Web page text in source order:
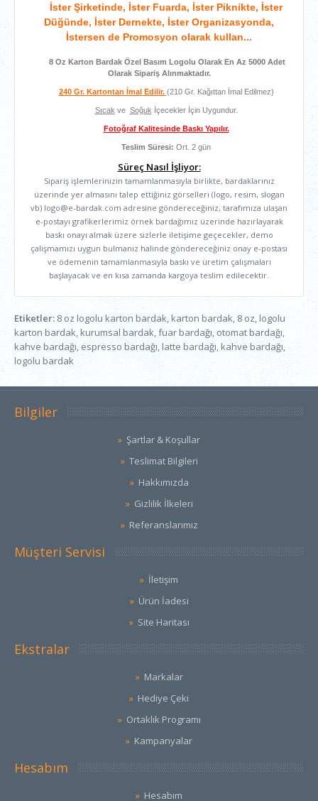
İster Şirketinde, İster Fuarda, İster Piknikte, İster
Düğünde, İster Dernekte, İster Organizasyonda,
İstersen de Promosyon olarak kullan...
8 Oz Karton Bardak Özel Basım Logolu Olarak En Az 5000 Adet
Olarak Sipariş Alınmaktadır.
240 Gr. Kartontan İmal Edilir. (210 Gr. Kağıttan İmal Edilmez)
Sıcak ve Soğuk İçecekler İçin Uygundur.
Fotoğraf Kalitesinde Baskı Yapılır.
Teslim Süresi: Ort. 2 gün
Süreç Nasıl İşliyor:
Sipariş işlemlerinizin tamamlanmasıyla birlikte, bardaklarınız
üzerinde yer almasını talep ettiğiniz görselleri (logo, resim, slogan
vb) logo@e-bardak.com adresine göndereceğiniz, tarafımıza ulaşan
e-postayı grafikerlerimiz örnek bardağımız üzerinde hazırlayarak
baskı onayı almak üzere sizlerle iletişime geçecekler, demo
çalışmamızı uygun bulmanız halinde göndereceğiniz onay e-postası
ve ödemenin tamamlanmasıyla baskı ve üretim çalışmaları
başlayacak ve en kısa zamanda kargoya teslim edilecektir.
Etiketler: 8 oz logolu karton bardak,karton bardak,8 oz,logolu
karton bardak,kurumsal bardak,fuar bardağı, otomat bardağı,
kahve bardağı,espresso bardağı,latte bardağı,kahve bardağı,
logolu bardak
Bilgiler
Şartlar & Koşullar
Teslimat Bilgileri
Hakkımızda
Gizlilik İlkeleri
Referanslarımız
Müşteri Servisi
İletişim
Ürün İadesi
Site Haritası
Ekstralar
Markalar
Hediye Çeki
Ortaklık Programı
Kampanyalar
Hesabım
Hesabım